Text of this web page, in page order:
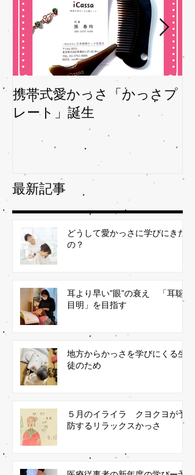
携帯式愛かっさ「かっさプ
レート」誕生
最新記事
どうして愛かっさに学びにきた
の？
耳より早い”眼”の衰え 「耳聡
目明」を目指す
地方からかっさを学びにくる生
徒のため
５月のイライラ クヨクヨが予
防するリラックスかっさ